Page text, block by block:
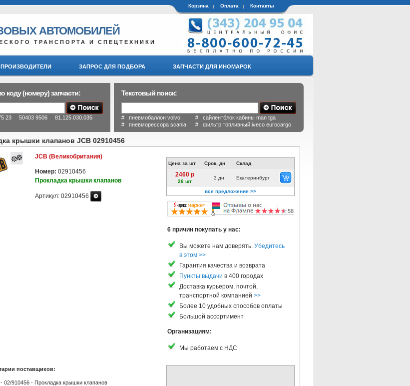
Корзина Оплата Контакты
АВТОМОБИЛЕЙ
ТРАНСПОРТА И СПЕЦТЕХНИКИ
ПРОИЗВОДИТЕЛИ ЗАПРОС ДЛЯ ПОДБОРА ЗАПЧАСТИ ДЛЯ ИНОМАРОК
коду (номеру) запчасти:
23 50403 9506 81.125.030.035
Текстовый поиск:
# пневмобаллон volvo # сайлентблок кабины man tga
# пневморессора scania # фильтр топливный iveco eurocargo
крышки клапанов JCB 02910456
JCB (Великобритания)
Номер: 02910456
Прокладка крышки клапанов
Артикул: 02910456
Цена за шт Срок, дн Склад
2460 р
26 шт
3 дн Екатеринбург
все предложения >>
6 причин покупать у нас:
Вы можете нам доверять. Убедитесь
в этом >>
Гарантия качества и возврата
Пункты выдачи в 400 городах
Доставка курьером, почтой,
транспортной компанией >>
Более 10 удобных способов оплаты
Большой ассортимент
Организациям:
Мы работаем с НДС
поставщиков:
02/910456 - Прокладка крышки клапанов